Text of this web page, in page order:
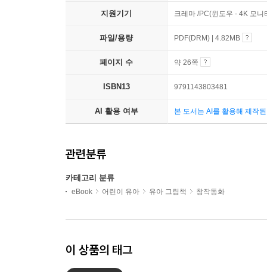
지원기기 크레마 /PC(윈도우 - 4K 모
파일/용량 PDF(DRM) | 4.82MB
페이지 수 약 26쪽
ISBN13 9791143803481
AI 활용 여부 본 도서는 AI를 활용해 제작
관련분류
카테고리 분류
eBook 어린이 유아 유아 그림책 창작동화
이 상품의 태그